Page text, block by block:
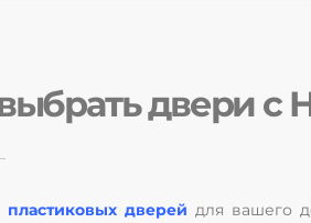
двери с
пластиковых дверей для вашего